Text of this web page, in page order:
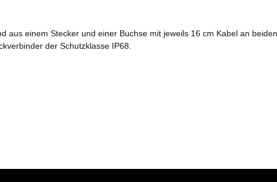
aus einem Stecker und einer Buchse mit jeweils 16 cm Kabel an
der Schutzklasse IP68.